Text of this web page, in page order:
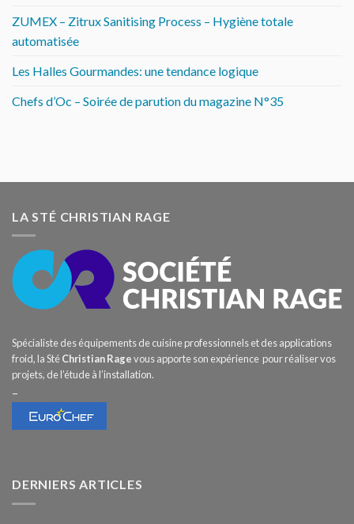
ZUMEX – Zitrux Sanitising Process – Hygiène totale
automatisée
Les Halles Gourmandes: une tendance logique
Chefs d’Oc – Soirée de parution du magazine N°35
LA STÉ CHRISTIAN RAGE
Spécialiste des équipements de cuisine professionnels et des applications
froid, la StéChristian Ragevous apporte son expérience pour réaliser vos
projets, de l’étude à l’installation.
–
DERNIERS ARTICLES